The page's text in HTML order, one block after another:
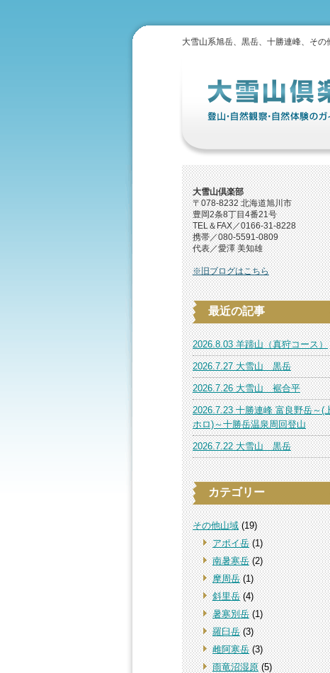
大雪山系旭岳、黒岳、十勝連峰、そ
大雪山倶楽部
〒078-8232 北海道旭川市
豊岡2条8丁目4番21号
TEL＆FAX／0166-31-8228
携帯／080-5591-0809
代表／愛澤 美知雄
※旧ブログはこちら
最近の記事
2026.8.03 羊蹄山（真狩コース）
2026.7.27 大雪山 黒岳
2026.7.26 大雪山 裾合平
2026.7.23 十勝連峰 富良野岳～(
ホロ)～十勝岳温泉周回登山
2026.7.22 大雪山 黒岳
カテゴリー
その他山域(19)
アポイ岳(1)
南暑寒岳(2)
摩周岳(1)
斜里岳(4)
暑寒別岳(1)
羅臼岳(3)
雌阿寒岳(3)
雨竜沼湿原(5)